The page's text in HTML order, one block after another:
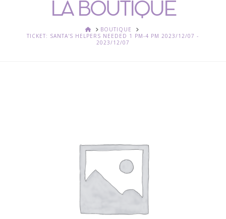
LA BOUTIQUE
ACCUEIL
BOUTIQUE
TICKET: SANTA'S HELPERS NEEDED 1 PM-4 PM 2023/12/07 -
2023/12/07